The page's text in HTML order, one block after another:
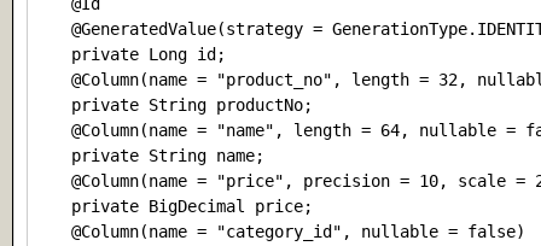
@GeneratedValue(strategy =
    private Long id;
@Column(name = "product_no", length = 32,
    private String productNo;
@Column(name = "name", length = 64, nullable =
    private String name;
@Column(name = "price", precision = 10, scale =
    private BigDecimal price;
    @Column(name = "category_id", nullable = false)